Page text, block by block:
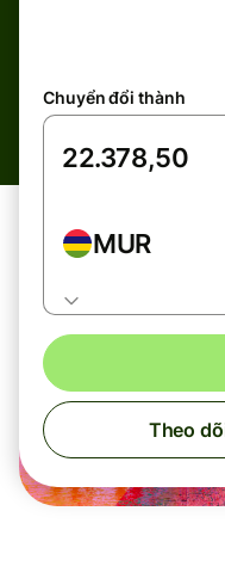
Chuyển đổi thành
MUR
Theo